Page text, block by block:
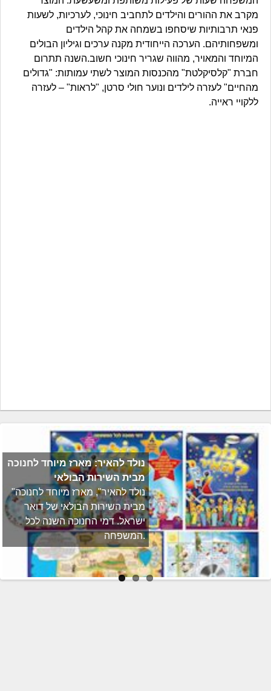
מקרב את ההורים והילדים לתחביב חינוכי, לערכיות, לשעות
פנאי תרבותיות שיסחפו בשמחה את קהל הילדים
ומשפחותיהם. הערכה הייחודית מקנה ערכים וגיליון הבולים
המיוחד והמאויר, מהווה שגריר חינוכי חשוב.השנה תתרום
חברת "קלסיקלטת" מהכנסות המוצר לשתי עמותות: "גדולים
מהחיים" לעזרה לילדים ונוער חולי סרטן, "לראות" – לעזרה
ללקויי ראייה.
נולד להאיר: מארז מיוחד לחנוכה
מבית השירות הבולאי
"נולד להאיר", מארז מיוחד לחנוכה
מבית השירות הבולאי של דואר
ישראל. דמי החנוכה השנה לכל
המשפחה.